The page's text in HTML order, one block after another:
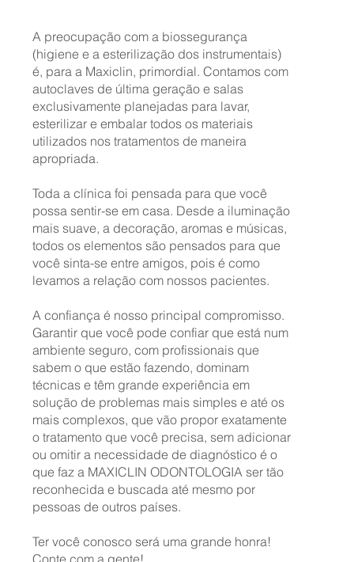
A preocupação com a biossegurança
(higiene e a esterilização dos instrumentais)
é, para a Maxiclin, primordial. Contamos com
autoclaves de última geração e salas
exclusivamente planejadas para lavar,
esterilizar e embalar todos os materiais
utilizados nos tratamentos de maneira
apropriada.
Toda a clínica foi pensada para que você
possa sentir-se em casa. Desde a iluminação
mais suave, a decoração, aromas e músicas,
todos os elementos são pensados para que
você sinta-se entre amigos, pois é como
levamos a relação com nossos pacientes.
A confiança é nosso principal compromisso.
Garantir que você pode confiar que está num
ambiente seguro, com profissionais que
sabem o que estão fazendo, dominam
técnicas e têm grande experiência em
solução de problemas mais simples e até os
mais complexos, que vão propor exatamente
o tratamento que você precisa, sem adicionar
ou omitir a necessidade de diagnóstico é o
que faz a MAXICLIN ODONTOLOGIA ser tão
reconhecida e buscada até mesmo por
pessoas de outros países.
Ter você conosco será uma grande honra!
Conte com a gente!